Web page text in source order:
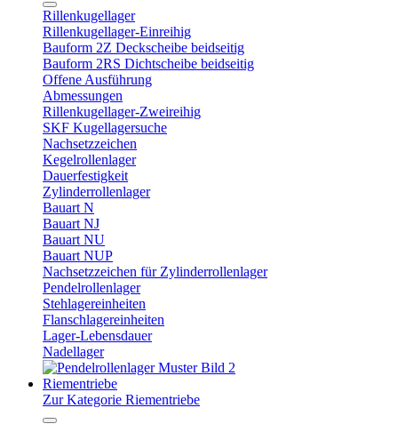
Rillenkugellager
Rillenkugellager-Einreihig
Bauform 2Z Deckscheibe beidseitig
Bauform 2RS Dichtscheibe beidseitig
Offene Ausführung
Abmessungen
Rillenkugellager-Zweireihig
SKF Kugellagersuche
Nachsetzzeichen
Kegelrollenlager
Dauerfestigkeit
Zylinderrollenlager
Bauart N
Bauart NJ
Bauart NU
Bauart NUP
Nachsetzzeichen für Zylinderrollenlager
Pendelrollenlager
Stehlagereinheiten
Flanschlagereinheiten
Lager-Lebensdauer
Nadellager
Riementriebe
Zur Kategorie Riementriebe